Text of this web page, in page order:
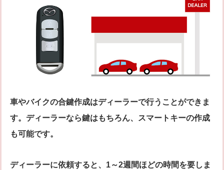
車やバイクの合鍵作成はディーラーで行うことができま
す。ディーラーなら鍵はもちろん、スマートキーの作成
も可能です。
ディーラーに依頼すると、1～2週間ほどの時間を要しま